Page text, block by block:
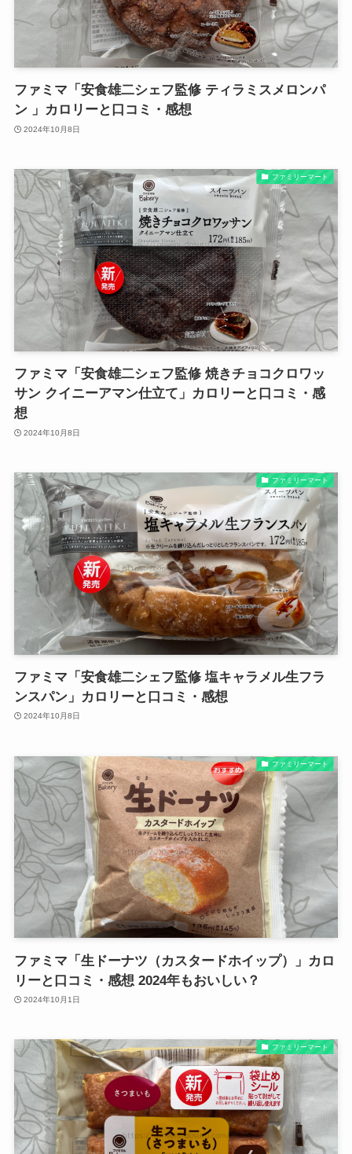
ファミマ「安食雄二シェフ監修 ティラミスメロンパ
ン 」カロリーと口コミ・感想
2024年10月8日
ファミリーマート
ファミマ「安食雄二シェフ監修 焼きチョコクロワッ
サン クイニーアマン仕立て」カロリーと口コミ・感
想
2024年10月8日
ファミリーマート
ファミマ「安食雄二シェフ監修 塩キャラメル生フラ
ンスパン」カロリーと口コミ・感想
2024年10月8日
ファミリーマート
ファミマ「生ドーナツ（カスタードホイップ）」カロ
リーと口コミ・感想 2024年もおいしい？
2024年10月1日
ファミリーマート